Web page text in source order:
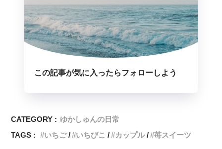
この記事が気に入ったらフォローしよう
CATEGORY : ゆかしゅんの日常
TAGS :
いちご いちびこ カップル 苺スイーツ